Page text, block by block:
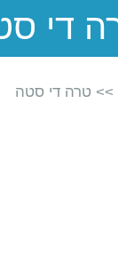
>> טרה די סטה